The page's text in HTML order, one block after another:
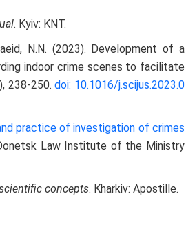
. Kyiv: KNT.
N.N. (2023). Development of a
indoor crime scenes to facilitate
238-250.doi: 10.1016/j.scijus.2023.0
practice of investigation of crimes
Law Institute of the Ministry
concepts. Kharkiv: Apostille.